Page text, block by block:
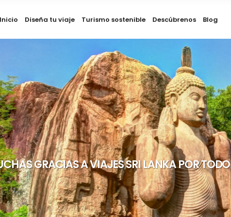
Inicio Diseña tu viaje Turismo sostenible Descúbrenos Blog
GRACIAS A VIAJES SRI LANKA POR TODO